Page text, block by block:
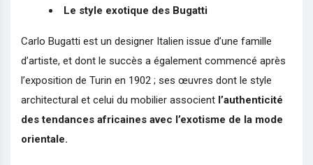
Le style exotique des Bugatti
Carlo Bugatti est un designer Italien issue d’une famille
d’artiste, et dont le succès a également commencé après
l’exposition de Turin en 1902 ; ses œuvres dont le style
architectural et celui du mobilier associent l’authenticité
des tendances africaines avec l’exotisme de la mode
orientale.